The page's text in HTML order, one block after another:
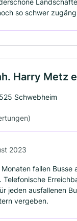
so schwer
Harry Metz
Schwebheim
2023
fallen
Telefonische
jeden ausfallenen
vergeben.